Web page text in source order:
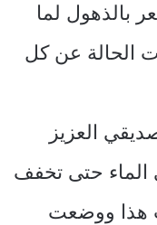
بالذهول لما
الحالة عن كل
العزيز
حتى تخفف
هذا ووضعت